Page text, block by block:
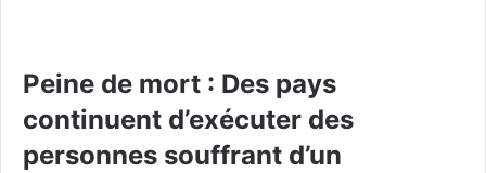
Peine de mort : Des pays
continuent d’exécuter des
personnes souffrant d’un